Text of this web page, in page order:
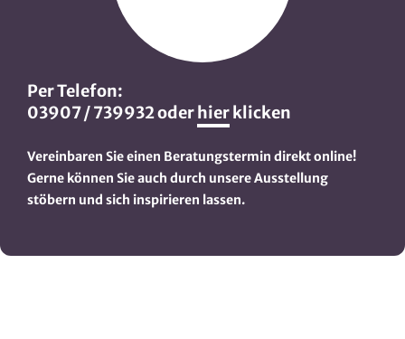
Per Telefon:
03907 / 739932 oderhierklicken
Vereinbaren Sie einen Beratungstermin direkt online!
Gerne können Sie auch durch unsere Ausstellung
stöbern und sich inspirieren lassen.